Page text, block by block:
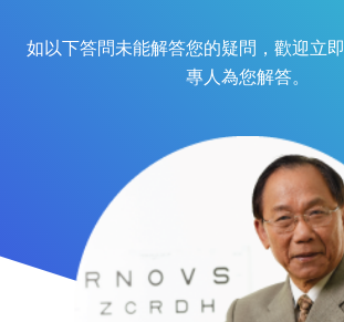
如以下答問未能解答您的疑問，歡迎立即
專人為您解答。